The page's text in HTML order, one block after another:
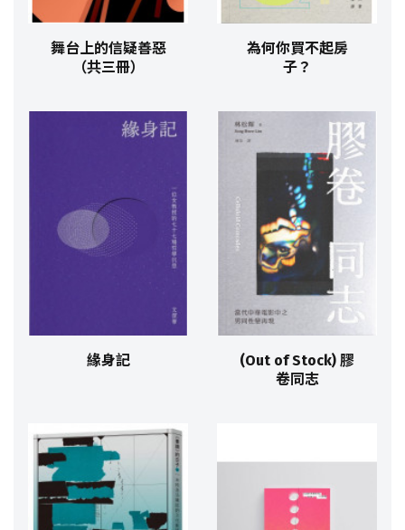
舞台上的信疑善惡
（共三冊）
為何你買不起房
子？
緣身記
(Out of Stock) 膠
卷同志